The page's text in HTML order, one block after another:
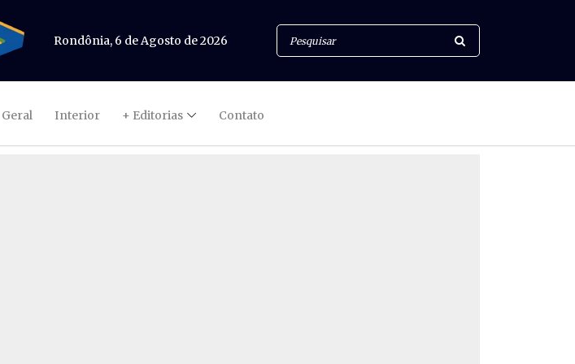
Rondônia, 6 de Agosto de 2026
Geral Interior + Editorias Contato